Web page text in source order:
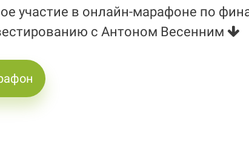
участие в онлайн-марафоне по
с Антоном Весенним